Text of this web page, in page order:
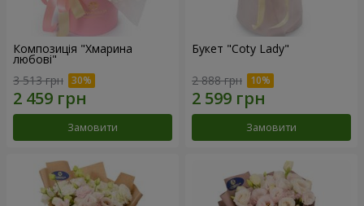
Композиція "Хмарина
любові"
3 513 грн
Замовити
Букет "Coty Lady"
2 888 грн
Замовити